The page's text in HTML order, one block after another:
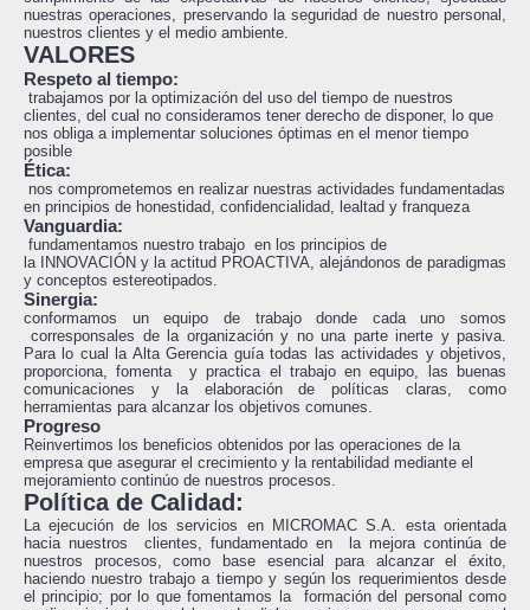
nuestras operaciones, preservando la seguridad de nuestro personal,
nuestros clientes y el medio ambiente.
VALORES
Respeto al tiempo:
trabajamos por la optimización del uso del tiempo de nuestros
clientes, del cual no consideramos tener derecho de disponer, lo que
nos obliga a implementar soluciones óptimas en el menor tiempo
posible
Ética:
nos comprometemos en realizar nuestras actividades fundamentadas
en principios de honestidad, confidencialidad, lealtad y franqueza
Vanguardia:
fundamentamos nuestro trabajo en los principios de
la INNOVACIÓN y la actitud PROACTIVA, alejándonos de paradigmas
y conceptos estereotipados.
Sinergia:
conformamos un equipo de trabajo donde cada uno somos
corresponsales de la organización y no una parte inerte y pasiva.
Para lo cual la Alta Gerencia guía todas las actividades y objetivos,
proporciona, fomenta y practica el trabajo en equipo, las buenas
comunicaciones y la elaboración de políticas claras, como
herramientas para alcanzar los objetivos comunes.
Progreso
Reinvertimos los beneficios obtenidos por las operaciones de la
empresa que asegurar el crecimiento y la rentabilidad mediante el
mejoramiento continúo de nuestros procesos.
Política de Calidad:
La ejecución de los servicios en MICROMAC S.A. esta orientada
hacia nuestros clientes, fundamentado en la mejora continúa de
nuestros procesos, como base esencial para alcanzar el éxito,
haciendo nuestro trabajo a tiempo y según los requerimientos desde
el principio; por lo que fomentamos la formación del personal como